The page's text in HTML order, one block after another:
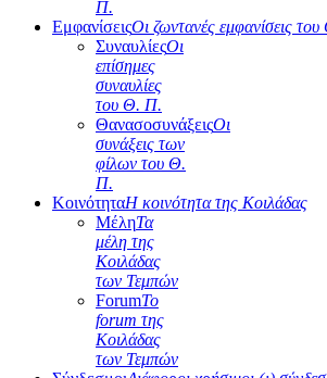
Π.
ΕμφανίσειςΟι ζωντανές εμφανίσεις
ΣυναυλίεςΟι
επίσημες
συναυλίες
του Θ. Π.
ΘανασοσυνάξειςΟι
συνάξεις των
φίλων του Θ.
Π.
ΚοινότηταΗ κοινότητα της Κοιλάδας
ΜέληΤα
μέλη της
Κοιλάδας
των Τεμπών
ForumΤο
forum της
Κοιλάδας
των Τεμπών